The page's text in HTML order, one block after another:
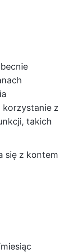
z
takich
się z kontem